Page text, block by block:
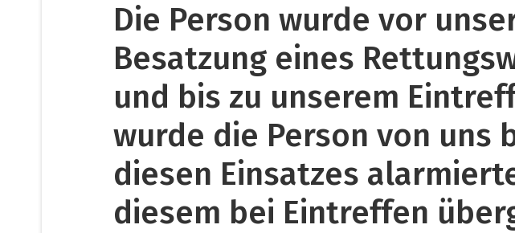
Die Person wurde vor
Besatzung eines
und bis zu unserem
wurde die Person von uns
diesen Einsatzes
diesem bei Eintreffen